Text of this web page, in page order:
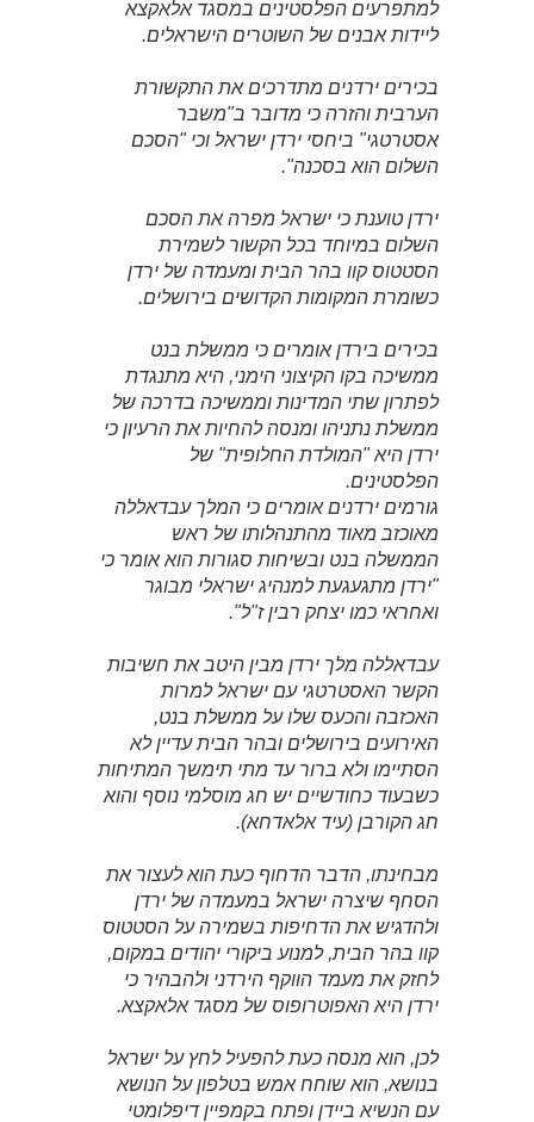
למתפרעים הפלסטינים במסגד אלאקצא
ליידות אבנים של השוטרים הישראלים.
בכירים ירדנים מתדרכים את התקשורת
הערבית והזרה כי מדובר ב"משבר
אסטרטגי" ביחסי ירדן ישראל וכי "הסכם
השלום הוא בסכנה".
ירדן טוענת כי ישראל מפרה את הסכם
השלום במיוחד בכל הקשור לשמירת
הסטטוס קוו בהר הבית ומעמדה של ירדן
כשומרת המקומות הקדושים בירושלים.
בכירים בירדן אומרים כי ממשלת בנט
ממשיכה בקו הקיצוני הימני, היא מתנגדת
לפתרון שתי המדינות וממשיכה בדרכה של
ממשלת נתניהו ומנסה להחיות את הרעיון כי
ירדן היא "המולדת החלופית" של
הפלסטינים.
גורמים ירדנים אומרים כי המלך עבדאללה
מאוכזב מאוד מהתנהלותו של ראש
הממשלה בנט ובשיחות סגורות הוא אומר כי
"ירדן מתגעגעת למנהיג ישראלי מבוגר
ואחראי כמו יצחק רבין ז"ל".
עבדאללה מלך ירדן מבין היטב את חשיבות
הקשר האסטרטגי עם ישראל למרות
האכזבה והכעס שלו על ממשלת בנט,
האירועים בירושלים ובהר הבית עדיין לא
הסתיימו ולא ברור עד מתי תימשך המתיחות
כשבעוד כחודשיים יש חג מוסלמי נוסף והוא
חג הקורבן (עיד אלאדחא).
מבחינתו, הדבר הדחוף כעת הוא לעצור את
הסחף שיצרה ישראל במעמדה של ירדן
ולהדגיש את הדחיפות בשמירה על הסטטוס
קוו בהר הבית, למנוע ביקורי יהודים במקום,
לחזק את מעמד הווקף הירדני ולהבהיר כי
ירדן היא האפוטרופוס של מסגד אלאקצא.
לכן, הוא מנסה כעת להפעיל לחץ על ישראל
בנושא, הוא שוחח אמש בטלפון על הנושא
עם הנשיא ביידן ופתח בקמפיין דיפלומטי